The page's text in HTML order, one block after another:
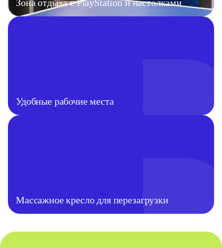
Зона отдыха с PlayStation и настолками
Удобные рабочие места
Массажное кресло для перезагрузки